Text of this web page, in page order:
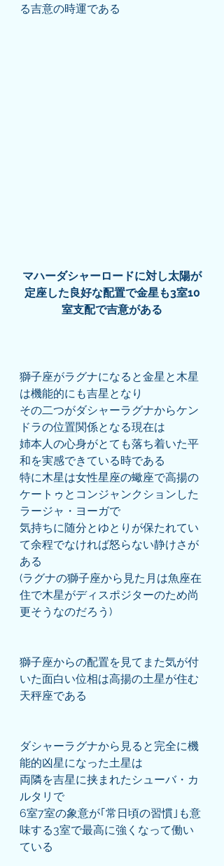
る吉意の時運である
マハーダシャーロードに対し太陽が
定座した良好な配置で金星も3室10
室支配で吉意がある
獅子座がラグナになると金星と木星
は機能的にも吉星となり
その二つがダシャーラグナからケン
ドラの位置関係となる現在は
姉本人の心身がとても落ち着いた平
和を実感できている時である
特に木星は女性星座の蠍座で高揚の
ケートゥとコンジャンクションした
ラージャ・ヨーガで
気持ちに随分とゆとりが保たれてい
て余程でなければ怒らない静けさが
ある
(ラグナの獅子座から見た月は魚座在
住で木星がディスポジターのため尚
更そうなのだろう)
獅子座からの配置を見てまた気が付
いた面白い位相は高揚の土星が住む
天秤座である
ダシャーラグナから見ると完全に機
能的凶星になった土星は
両隣を吉星に挟まれたシューバ・カ
ルタリで
6室7室の象意が｢常日頃の習慣｣も意
味する3室で最高に強くなって働い
ている